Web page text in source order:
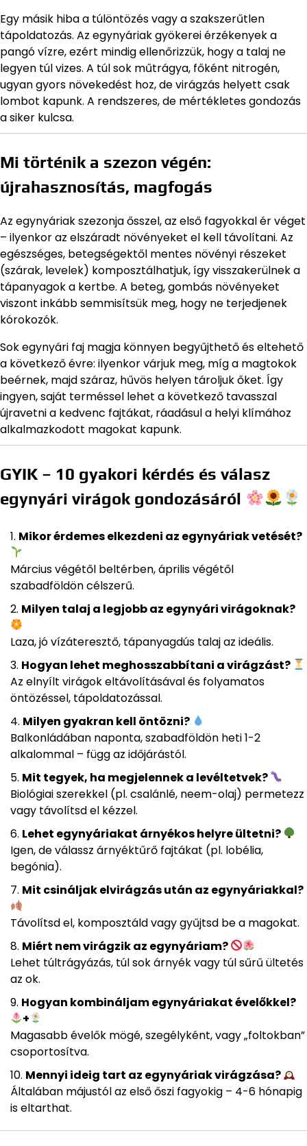
Egy másik hiba a túlöntözés vagy a szakszerűtlen
tápoldatozás. Az egynyáriak gyökerei érzékenyek a
pangó vízre, ezért mindig ellenőrizzük, hogy a talaj ne
legyen túl vizes. A túl sok műtrágya, főként nitrogén,
ugyan gyors növekedést hoz, de virágzás helyett csak
lombot kapunk. A rendszeres, de mértékletes gondozás
a siker kulcsa.
Mi történik a szezon végén:
újrahasznosítás, magfogás
Az egynyáriak szezonja ősszel, az első fagyokkal ér véget
– ilyenkor az elszáradt növényeket el kell távolítani. Az
egészséges, betegségektől mentes növényi részeket
(szárak, levelek) komposztálhatjuk, így visszakerülnek a
tápanyagok a kertbe. A beteg, gombás növényeket
viszont inkább semmisítsük meg, hogy ne terjedjenek
kórokozók.
Sok egynyári faj magja könnyen begyűjthető és eltehető
a következő évre: ilyenkor várjuk meg, míg a magtokok
beérnek, majd száraz, hűvös helyen tároljuk őket. Így
ingyen, saját terméssel lehet a következő tavasszal
újravetni a kedvenc fajtákat, ráadásul a helyi klímához
alkalmazkodott magokat kapunk.
GYIK – 10 gyakori kérdés és válasz
egynyári virágok gondozásáról
Mikor érdemes elkezdeni az egynyáriak vetését?
Március végétől beltérben, április végétől
szabadföldön célszerű.
Milyen talaj a legjobb az egynyári virágoknak?
Laza, jó vízáteresztő, tápanyagdús talaj az ideális.
Hogyan lehet meghosszabbítani a virágzást?
Az elnyílt virágok eltávolításával és folyamatos
öntözéssel, tápoldatozással.
Milyen gyakran kell öntözni?
Balkonládában naponta, szabadföldön heti 1-2
alkalommal – függ az időjárástól.
Mit tegyek, ha megjelennek a levéltetvek?
Biológiai szerekkel (pl. csalánlé, neem-olaj) permetezz
vagy távolítsd el kézzel.
Lehet egynyáriakat árnyékos helyre ültetni?
Igen, de válassz árnyéktűrő fajtákat (pl. lobélia,
begónia).
Mit csináljak elvirágzás után az egynyáriakkal?
Távolítsd el, komposztáld vagy gyűjtsd be a magokat.
Miért nem virágzik az egynyáriam?
Lehet túltrágyázás, túl sok árnyék vagy túl sűrű ültetés
az ok.
Hogyan kombináljam egynyáriakat évelőkkel?
+
Magasabb évelők mögé, szegélyként, vagy „foltokban”
csoportosítva.
Mennyi ideig tart az egynyáriak virágzása?
Általában májustól az első őszi fagyokig – 4-6 hónapig
is eltarthat.